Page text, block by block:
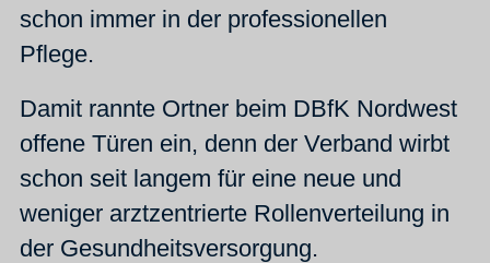
schon immer in der professionellen
Pflege.
Damit rannte Ortner beim DBfK Nordwest
offene Türen ein, denn der Verband wirbt
schon seit langem für eine neue und
weniger arztzentrierte Rollenverteilung in
der Gesundheitsversorgung.